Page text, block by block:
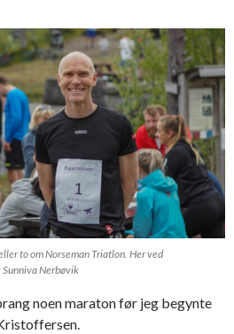
to om Norseman Triatlon. Her ved
Nerbøvik
noen maraton før jeg begynte